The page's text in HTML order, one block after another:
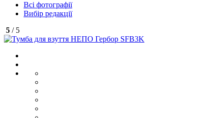
Всі фотографії
Вибір редакції
5 / 5